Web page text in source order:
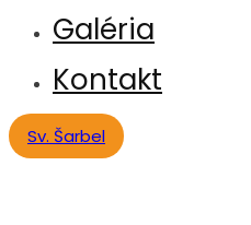
Galéria
Kontakt
Sv. Šarbel